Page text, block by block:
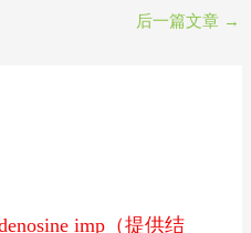
后一篇文章 →
imp（提供结